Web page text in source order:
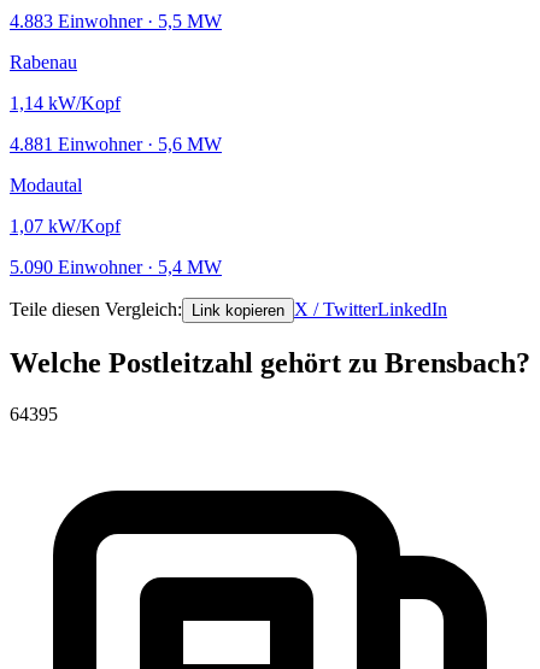
4.883 Einwohner · 5,5 MW
Rabenau
1,14 kW/Kopf
4.881 Einwohner · 5,6 MW
Modautal
1,07 kW/Kopf
5.090 Einwohner · 5,4 MW
Teile diesen Vergleich: Link kopieren X / TwitterLinkedIn
Welche Postleitzahl gehört zu Brensbach?
64395